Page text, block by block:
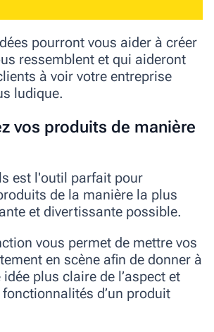
pourront vous aider à créer
ressemblent et qui aideront
à voir votre entreprise
ludique.
vos produits de manière
est l'outil parfait pour
de la manière la plus
et divertissante possible.
vous permet de mettre vos
en scène afin de donner à
plus claire de l’aspect et
d’un produit